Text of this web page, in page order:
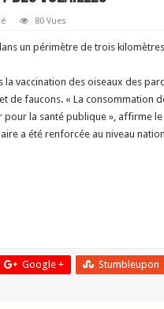
80 Vues
un périmètre de trois
vaccination des oiseaux des
de faucons. « La consommation
pour la santé publique », affirme
a été renforcée au niveau
Google + Stumbleupon